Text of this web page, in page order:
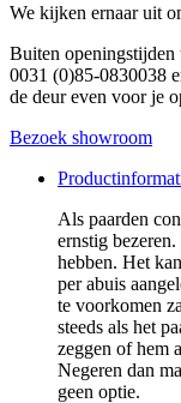
We kijken ernaar uit
Buiten openingstijden
0031 (0)85-0830038
de deur even voor je
Bezoek showroom
Als paarden
ernstig
hebben. Het
per abuis
te voorkomen
steeds als het
zeggen of hem
Negeren dan
geen optie.